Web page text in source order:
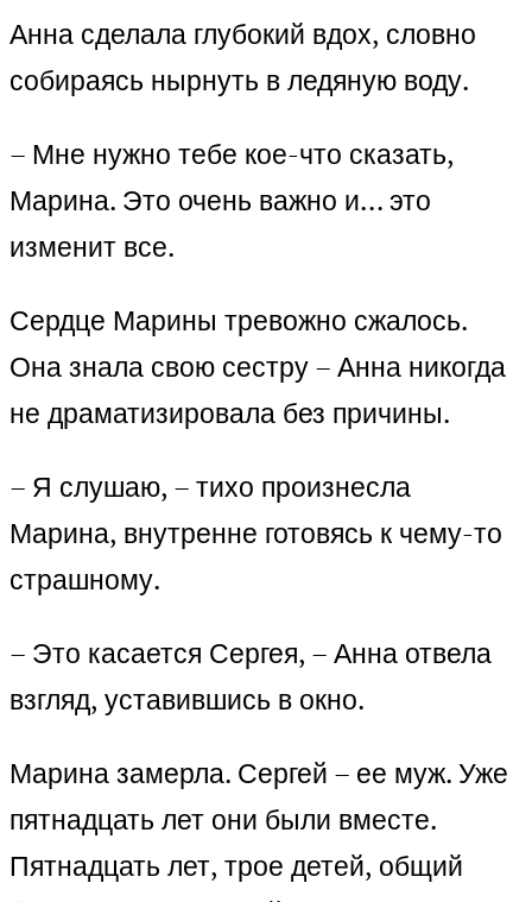
Анна сделала глубокий вдох, словно
собираясь нырнуть в ледяную воду.
– Мне нужно тебе кое-что сказать,
Марина. Это очень важно и… это
изменит все.
Сердце Марины тревожно сжалось.
Она знала свою сестру – Анна никогда
не драматизировала без причины.
– Я слушаю, – тихо произнесла
Марина, внутренне готовясь к чему-то
страшному.
– Это касается Сергея, – Анна отвела
взгляд, уставившись в окно.
Марина замерла. Сергей – ее муж. Уже
пятнадцать лет они были вместе.
Пятнадцать лет, трое детей, общий